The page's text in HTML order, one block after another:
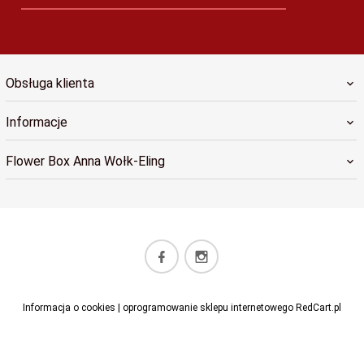
Obsługa klienta
Informacje
Flower Box Anna Wołk-Eling
kontakt.flowerbox@gmail.com
Informacja o cookies | oprogramowanie sklepu internetowego RedCart.pl